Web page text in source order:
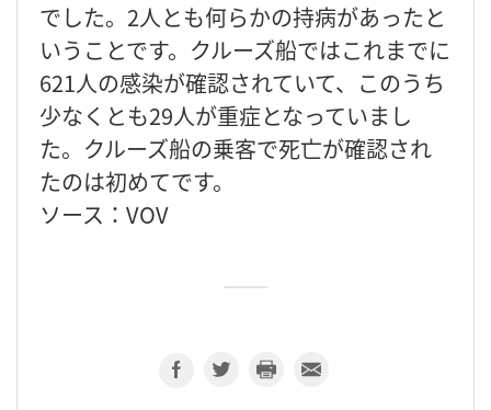
でした。2人とも何らかの持病があったと
いうことです。クルーズ船ではこれまでに
621人の感染が確認されていて、このうち
少なくとも29人が重症となっていまし
た。クルーズ船の乗客で死亡が確認され
たのは初めてです。
ソース：VOV